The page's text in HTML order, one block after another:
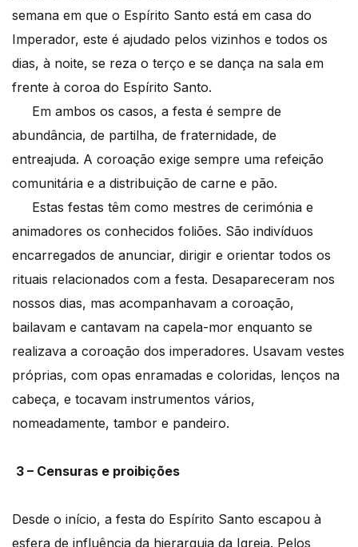
semana em que o Espírito Santo está em casa do
Imperador, este é ajudado pelos vizinhos e todos os
dias, à noite, se reza o terço e se dança na sala em
frente à coroa do Espírito Santo.
Em ambos os casos, a festa é sempre de
abundância, de partilha, de fraternidade, de
entreajuda. A coroação exige sempre uma refeição
comunitária e a distribuição de carne e pão.
Estas festas têm como mestres de cerimónia e
animadores os conhecidos foliões. São indivíduos
encarregados de anunciar, dirigir e orientar todos os
rituais relacionados com a festa. Desapareceram nos
nossos dias, mas acompanhavam a coroação,
bailavam e cantavam na capela-mor enquanto se
realizava a coroação dos imperadores. Usavam vestes
próprias, com opas enramadas e coloridas, lenços na
cabeça, e tocavam instrumentos vários,
nomeadamente, tambor e pandeiro.
3 – Censuras e proibições
Desde o início, a festa do Espírito Santo escapou à
esfera de influência da hierarquia da Igreja. Pelos